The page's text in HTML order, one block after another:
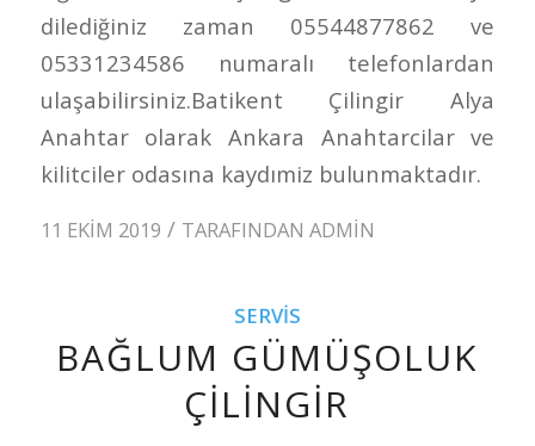
dilediğiniz zaman 05544877862 ve
05331234586 numaralı telefonlardan
ulaşabilirsiniz.Batikent Çilingir Alya
Anahtar olarak Ankara Anahtarcilar ve
kilitciler odasına kaydımiz bulunmaktadır.
11 EKIM 2019 / TARAFINDAN ADMIN
SERVIS
BAĞLUM GÜMÜŞOLUK
ÇILINGIR